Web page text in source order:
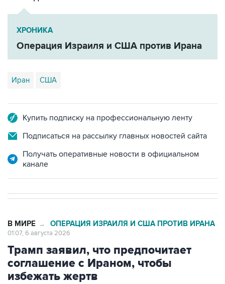
ХРОНИКА
Операция Израиля и США против Ирана
Иран США
Купить подписку на профессиональную ленту
Подписаться на рассылку главных новостей сайта
Получать оперативные новости в официальном
канале
В МИРЕ → ОПЕРАЦИЯ ИЗРАИЛЯ И США ПРОТИВ ИРАНА
01:07, 6 августа 2026
Трамп заявил, что предпочитает
соглашение с Ираном, чтобы
избежать жертв